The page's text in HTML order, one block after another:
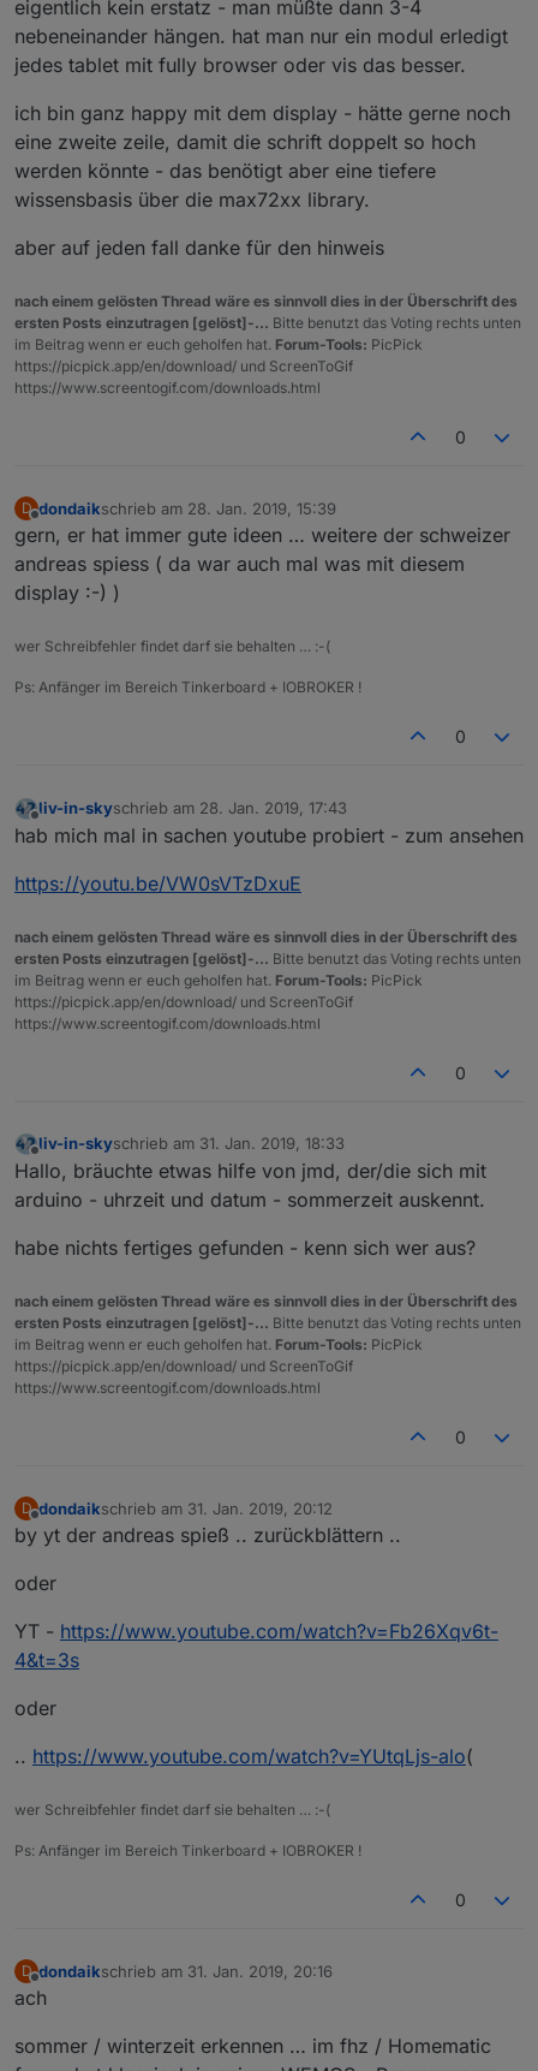
eigentlich kein erstatz - man müßte dann 3-4
nebeneinander hängen. hat man nur ein modul erledigt
jedes tablet mit fully browser oder vis das besser.
ich bin ganz happy mit dem display - hätte gerne noch
eine zweite zeile, damit die schrift doppelt so hoch
werden könnte - das benötigt aber eine tiefere
wissensbasis über die max72xx library.
aber auf jeden fall danke für den hinweis
nach einem gelösten Thread wäre es sinnvoll dies in der Überschrift des
ersten Posts einzutragen [gelöst]-... Bitte benutzt das Voting rechts unten
im Beitrag wenn er euch geholfen hat. Forum-Tools: PicPick
https://picpick.app/en/download/ und ScreenToGif
https://www.screentogif.com/downloads.html
0
D dondaikschrieb am 28. Jan. 2019, 15:39
zuletzt editiert von
gern, er hat immer gute ideen … weitere der schweizer
andreas spiess ( da war auch mal was mit diesem
display :-) )
wer Schreibfehler findet darf sie behalten … :-(
Ps: Anfänger im Bereich Tinkerboard + IOBROKER !
0
Offline
liv-in-skyschrieb am 28. Jan. 2019, 17:43
zuletzt editiert von
hab mich mal in sachen youtube probiert - zum ansehen
https://youtu.be/VW0sVTzDxuE
nach einem gelösten Thread wäre es sinnvoll dies in der Überschrift des
ersten Posts einzutragen [gelöst]-... Bitte benutzt das Voting rechts unten
im Beitrag wenn er euch geholfen hat. Forum-Tools: PicPick
https://picpick.app/en/download/ und ScreenToGif
https://www.screentogif.com/downloads.html
0
Offline
liv-in-skyschrieb am 31. Jan. 2019, 18:33
zuletzt editiert von
Hallo, bräuchte etwas hilfe von jmd, der/die sich mit
arduino - uhrzeit und datum - sommerzeit auskennt.
habe nichts fertiges gefunden - kenn sich wer aus?
nach einem gelösten Thread wäre es sinnvoll dies in der Überschrift des
ersten Posts einzutragen [gelöst]-... Bitte benutzt das Voting rechts unten
im Beitrag wenn er euch geholfen hat. Forum-Tools: PicPick
https://picpick.app/en/download/ und ScreenToGif
https://www.screentogif.com/downloads.html
0
D
Offline
dondaikschrieb am 31. Jan. 2019, 20:12
zuletzt editiert von
by yt der andreas spieß .. zurückblättern ..
oder
YT - https://www.youtube.com/watch?v=Fb26Xqv6t-
4&t=3s
oder
.. https://www.youtube.com/watch?v=YUtqLjs-alo(
wer Schreibfehler findet darf sie behalten … :-(
Ps: Anfänger im Bereich Tinkerboard + IOBROKER !
0
D
Offline
dondaikschrieb am 31. Jan. 2019, 20:16
zuletzt editiert von
ach
sommer / winterzeit erkennen … im fhz / Homematic